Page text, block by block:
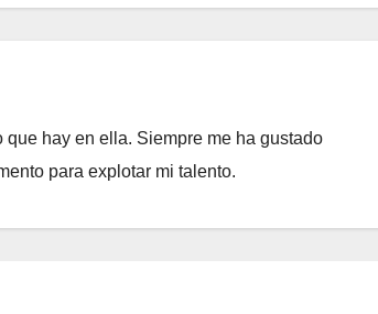
hay en ella. Siempre me ha gustado
para explotar mi talento.